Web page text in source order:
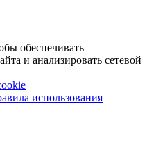
обеспечивать
и анализировать сетевой
использования